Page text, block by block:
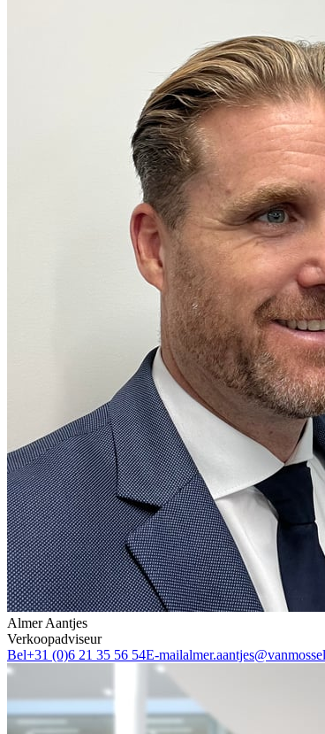
Almer Aantjes
Verkoopadviseur
Bel+31 (0)6 21 35 56 54E-mail